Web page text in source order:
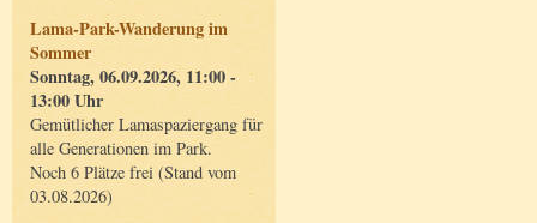
Lama-Park-Wanderung im
Sommer
Sonntag, 06.09.2026, 11:00 -
13:00 Uhr
Gemütlicher Lamaspaziergang für
alle Generationen im Park.
Noch 6 Plätze frei (Stand vom
03.08.2026)